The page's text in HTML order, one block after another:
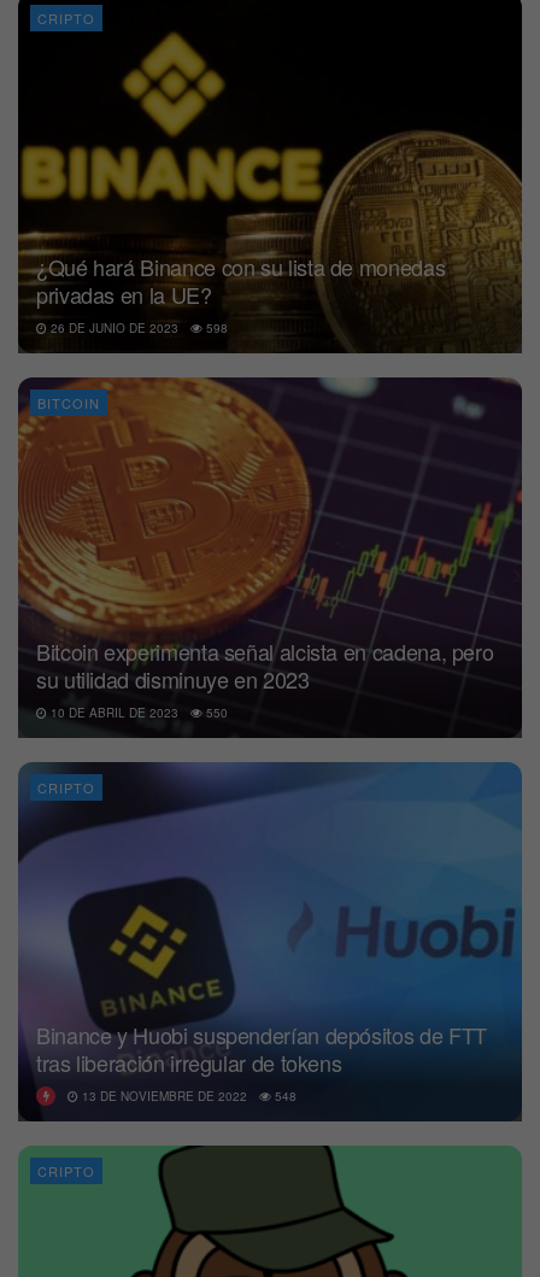
CRIPTO
¿Qué hará Binance con su lista de monedas
privadas en la UE?
26 DE JUNIO DE 2023 598
BITCOIN
Bitcoin experimenta señal alcista en cadena, pero
su utilidad disminuye en 2023
10 DE ABRIL DE 2023 550
CRIPTO
Binance y Huobi suspenderían depósitos de FTT
tras liberación irregular de tokens
13 DE NOVIEMBRE DE 2022 548
CRIPTO